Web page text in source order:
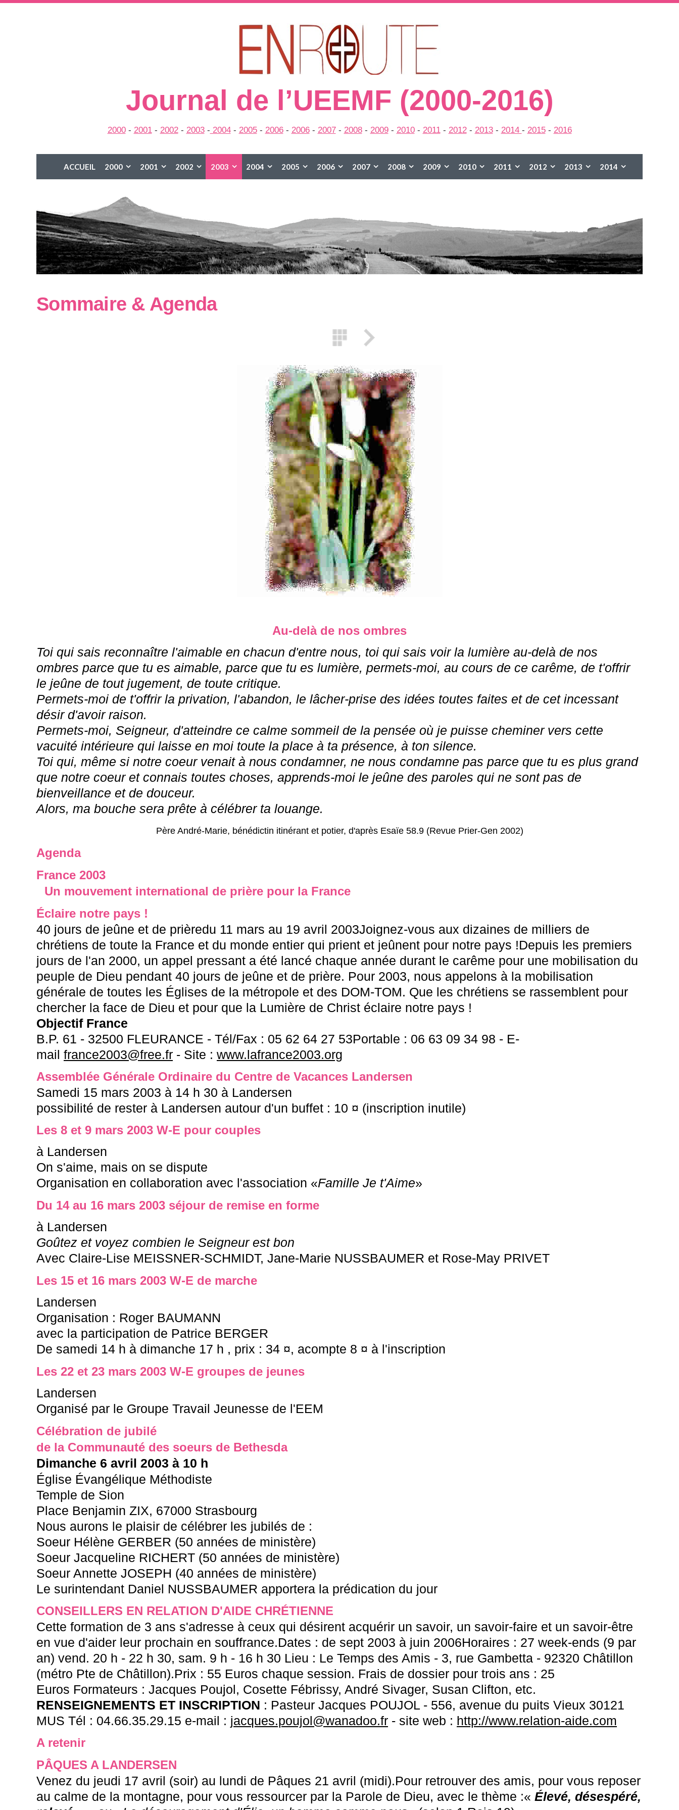
Journal de l’UEEMF (2000-2016)
2000- 2001- 2002- 2003- 2004- 2005- 2006- 2006- 2007- 2008- 2009- 2010- 2011- 2012- 2013- 2014 - 2015- 2016
ACCUEIL 2000 2001 2002 2003 2004 2005 2006 2007 2008 2009 2010 2011 2012 2013 2014
Sommaire & Agenda
Au-delà de nos ombres
Toi qui sais reconnaître l'aimable en chacun d'entre nous, toi qui sais voir la lumière au-delà de nos
ombres parce que tu es aimable, parce que tu es lumière, permets-moi, au cours de ce carême, de t'offrir
le jeûne de tout jugement, de toute critique.
Permets-moi de t'offrir la privation, l'abandon, le lâcher-prise des idées toutes faites et de cet incessant
désir d'avoir raison.
Permets-moi, Seigneur, d'atteindre ce calme sommeil de la pensée où je puisse cheminer vers cette
vacuité intérieure qui laisse en moi toute la place à ta présence, à ton silence.
Toi qui, même si notre coeur venait à nous condamner, ne nous condamne pas parce que tu es plus grand
que notre coeur et connais toutes choses, apprends-moi le jeûne des paroles qui ne sont pas de
bienveillance et de douceur.
Alors, ma bouche sera prête à célébrer ta louange.
Père André-Marie, bénédictin itinérant et potier, d'après Esaïe 58.9 (Revue Prier-Gen 2002)
Agenda
France 2003
Un mouvement international de prière pour la France
Éclaire notre pays !
40 jours de jeûne et de prièredu 11 mars au 19 avril 2003Joignez-vous aux dizaines de milliers de
chrétiens de toute la France et du monde entier qui prient et jeûnent pour notre pays !Depuis les premiers
jours de l'an 2000, un appel pressant a été lancé chaque année durant le carême pour une mobilisation du
peuple de Dieu pendant 40 jours de jeûne et de prière. Pour 2003, nous appelons à la mobilisation
générale de toutes les Églises de la métropole et des DOM-TOM. Que les chrétiens se rassemblent pour
chercher la face de Dieu et pour que la Lumière de Christ éclaire notre pays !
Objectif France
B.P. 61 - 32500 FLEURANCE - Tél/Fax : 05 62 64 27 53Portable : 06 63 09 34 98 - E-
mail france2003@free.fr - Site : www.lafrance2003.org
Assemblée Générale Ordinaire du Centre de Vacances Landersen
Samedi 15 mars 2003 à 14 h 30 à Landersen
possibilité de rester à Landersen autour d'un buffet : 10 ¤ (inscription inutile)
Les 8 et 9 mars 2003 W-E pour couples
à Landersen
On s'aime, mais on se dispute
Organisation en collaboration avec l'association «Famille Je t'Aime»
Du 14 au 16 mars 2003 séjour de remise en forme
à Landersen
Goûtez et voyez combien le Seigneur est bon
Avec Claire-Lise MEISSNER-SCHMIDT, Jane-Marie NUSSBAUMER et Rose-May PRIVET
Les 15 et 16 mars 2003 W-E de marche
Landersen
Organisation : Roger BAUMANN
avec la participation de Patrice BERGER
De samedi 14 h à dimanche 17 h , prix : 34 ¤, acompte 8 ¤ à l'inscription
Les 22 et 23 mars 2003 W-E groupes de jeunes
Landersen
Organisé par le Groupe Travail Jeunesse de l'EEM
Célébration de jubilé
de la Communauté des soeurs de Bethesda
Dimanche 6 avril 2003 à 10 h
Église Évangélique Méthodiste
Temple de Sion
Place Benjamin ZIX, 67000 Strasbourg
Nous aurons le plaisir de célébrer les jubilés de :
Soeur Hélène GERBER (50 années de ministère)
Soeur Jacqueline RICHERT (50 années de ministère)
Soeur Annette JOSEPH (40 années de ministère)
Le surintendant Daniel NUSSBAUMER apportera la prédication du jour
CONSEILLERS EN RELATION D'AIDE CHRÉTIENNE
Cette formation de 3 ans s'adresse à ceux qui désirent acquérir un savoir, un savoir-faire et un savoir-être
en vue d'aider leur prochain en souffrance.Dates : de sept 2003 à juin 2006Horaires : 27 week-ends (9 par
an) vend. 20 h - 22 h 30, sam. 9 h - 16 h 30 Lieu : Le Temps des Amis - 3, rue Gambetta - 92320 Châtillon
(métro Pte de Châtillon).Prix : 55 Euros chaque session. Frais de dossier pour trois ans : 25
Euros Formateurs : Jacques Poujol, Cosette Fébrissy, André Sivager, Susan Clifton, etc.
RENSEIGNEMENTS ET INSCRIPTION : Pasteur Jacques POUJOL - 556, avenue du puits Vieux 30121
MUS Tél : 04.66.35.29.15 e-mail : jacques.poujol@wanadoo.fr - site web : http://www.relation-aide.com
A retenir
PÂQUES A LANDERSEN
Venez du jeudi 17 avril (soir) au lundi de Pâques 21 avril (midi).Pour retrouver des amis, pour vous reposer
au calme de la montagne, pour vous ressourcer par la Parole de Dieu, avec le thème :« Élevé, désespéré,